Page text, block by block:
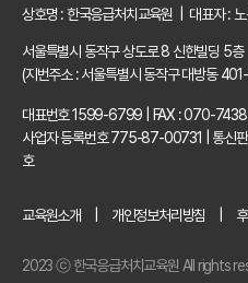
상호명 : 한국응급처치교육원 | 대표자 : 노
서울특별시 동작구 상도로 8 신한빌딩 5층
(지번주소 : 서울특별시 동작구 대방동
대표번호 1599-6799 FAX : 070-
사업자 등록번호 775-87-00731
통신
호
교육원소개 개인정보처리방침
2023 ⓒ 한국응급처치교육원 All rights